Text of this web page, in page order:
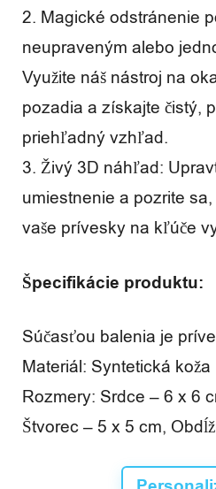
2. Magické odstránenie
neupraveným alebo
Využite náš nástroj na
pozadia a získajte čistý,
priehľadný vzhľad.
3. Živý 3D náhľad:
umiestnenie a pozrite
vaše prívesky na kľúče
Špecifikácie produktu:
Súčasťou balenia je
Materiál: Syntetická koža
Rozmery: Srdce – 6 x 6
Štvorec – 5 x 5 cm,